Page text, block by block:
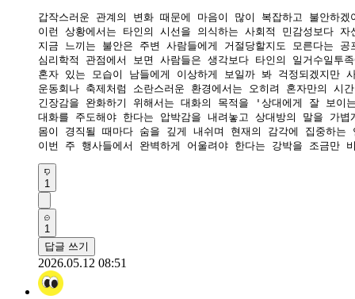
갑작스러운 관계의 변화 때문에 마음이 많이 복잡하고 불안하겠
이런 상황에서는 타인의 시선을 의식하는 사회적 민감성보다
지금 느끼는 불안은 주변 사람들에게 거절당할지도 모른다는 공
심리학적 관점에서 보면 사람들은 생각보다 타인의 일거수일
혼자 있는 모습이 남들에게 이상하게 보일까 봐 걱정되겠지만
운동회나 축제처럼 소란스러운 환경에서는 오히려 혼자만의
긴장감을 완화하기 위해서는 대화의 목적을 '상대에게 잘 보
대화를 주도해야 한다는 압박감을 내려놓고 상대방의 말을 가
몸이 경직될 때마다 숨을 깊게 내쉬며 현재의 감각에 집중하
이번 주 행사들에서 완벽하게 어울려야 한다는 강박을 조금만
1
1
답글 쓰기
2026.05.12 08:51